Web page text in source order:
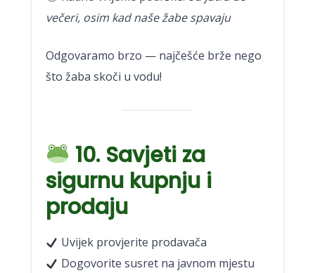
večeri, osim kad naše žabe spavaju
Odgovaramo brzo — najčešće brže nego
što žaba skoči u vodu!
10. Savjeti za
sigurnu kupnju i
prodaju
Uvijek provjerite prodavača
Dogovorite susret na javnom mjestu